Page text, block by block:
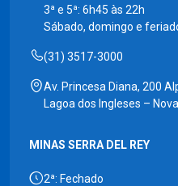
3ª e 5ª: 6h45 às 22h
Sábado, domingo e
(31) 3517-3000
Av. Princesa Diana, 200
Lagoa dos Ingleses –
MINAS SERRA DEL REY
2ª: Fechado